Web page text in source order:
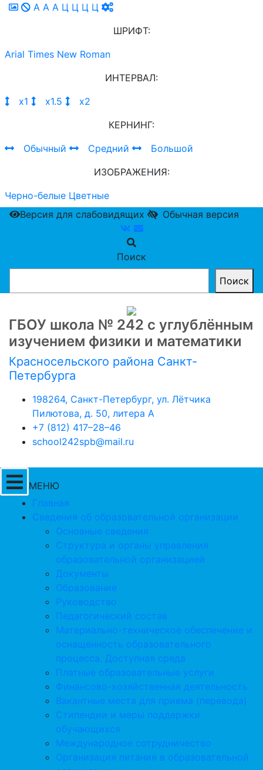
A A A Ц Ц Ц Ц
ШРИФТ:
Arial Times New Roman
ИНТЕРВАЛ:
х1
х1.5
х2
КЕРНИНГ:
Обычный
Средний
Большой
ИЗОБРАЖЕНИЯ:
Черно-белые Цветные
Версия для слабовидящих
Обычная версия
Поиск
Поиск
ГБОУ школа № 242 с углублённым
изучением физики и математики
Красносельского района Санкт-
Петербурга
198264, Санкт-Петербург, ул. Лётчика
Пилютова, д. 50, литера А
+7 (812) 417–28–46
school242spb@mail.ru
МЕНЮ
Главная
Сведения об образовательной организации
Основные сведения
Структура и органы управления
образовательной организацией
Документы
Образование
Руководство
Педагогический состав
Материально-техническое обеспечение и
оснащенность образовательного
процесса. Доступная среда
Платные образовательные услуги
Финансово-хозяйственная деятельность
Вакантные места для приема (перевода)
Стипендии и меры поддержки
обучающихся
Международное сотрудничество
Организация питания в образовательной